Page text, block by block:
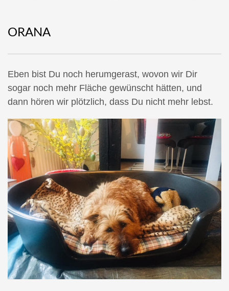
ORANA
Eben bist Du noch herumgerast, wovon wir Dir
sogar noch mehr Fläche gewünscht hätten, und
dann hören wir plötzlich, dass Du nicht mehr lebst.